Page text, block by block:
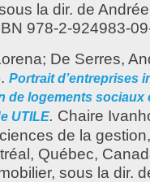
la dir. de
978-2-924983-
; De Serres,
Portrait d’entreprises
de logements sociaux
UTILE. Chaire
de la
Québec,
sous la dir.